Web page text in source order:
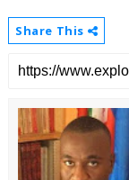
Share This